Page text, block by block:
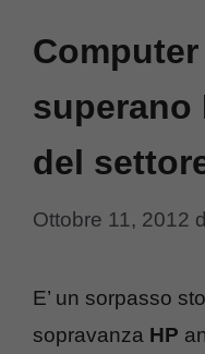
superano
del
Ottobre 11, 2012
E’ un sorpasso
sopravanza HP